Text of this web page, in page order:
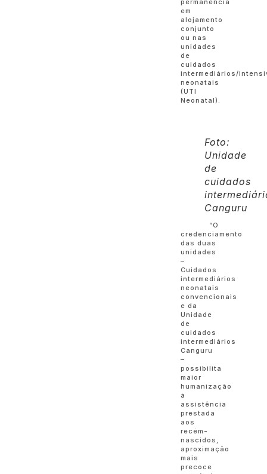
em
alojamento
conjunto
ou nas
unidades
de
cuidados
intermediários/
neonatais
(UTI
Neonatal).
Foto:
Unidade
de
cuidados
Canguru
“O
credenciamento
das duas
unidades
–
Cuidados
intermediários
neonatais
convencionais
e da
Unidade
de
cuidados
intermediários
Canguru
–
possibilita
maior
humanização
à
assistência
prestada
aos
recém-
nascidos,
aproximação
mais
precoce